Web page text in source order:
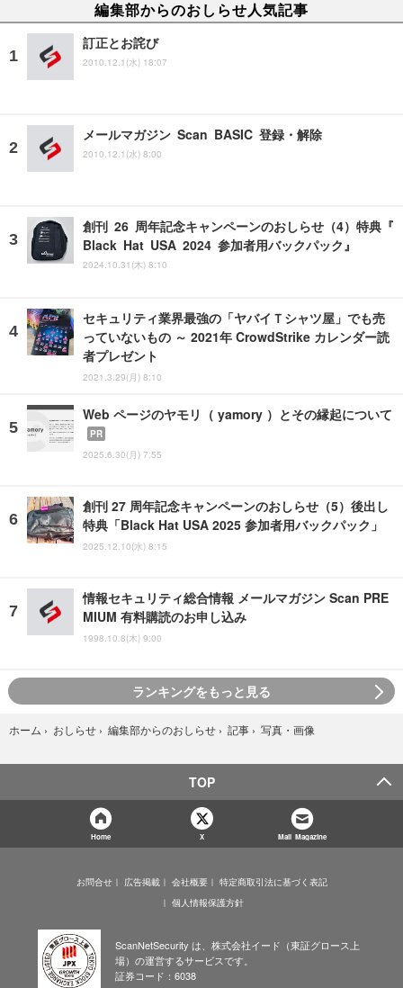
編集部からのおしらせ人気記事
訂正とお詫び
2010.12.1(水) 18:07
メールマガジン Scan BASIC 登録・解除
2010.12.1(水) 8:00
創刊 26 周年記念キャンペーンのおしらせ（4）特典『
Black Hat USA 2024 参加者用バックパック』
2024.10.31(木) 8:10
セキュリティ業界最強の「ヤバイＴシャツ屋」でも売
っていないもの ～ 2021年 CrowdStrike カレンダー読
者プレゼント
2021.3.29(月) 8:10
Web ページのヤモリ（ yamory ）とその縁起について
PR
2025.6.30(月) 7:55
創刊 27 周年記念キャンペーンのおしらせ（5）後出し
特典「Black Hat USA 2025 参加者用バックパック」
2025.12.10(水) 8:15
情報セキュリティ総合情報 メールマガジン Scan PRE
MIUM 有料購読のお申し込み
1998.10.8(木) 9:00
ランキングをもっと見る
ホーム › おしらせ › 編集部からのおしらせ › 記事 › 写真・画像
TOP
Home X Mail Magazine
お問合せ 広告掲載 会社概要
特定商取引法に基づく表記
個人情報保護方針
ScanNetSecurity は、株式会社イード（東証グロース上
場）の運営するサービスです。
証券コード：6038